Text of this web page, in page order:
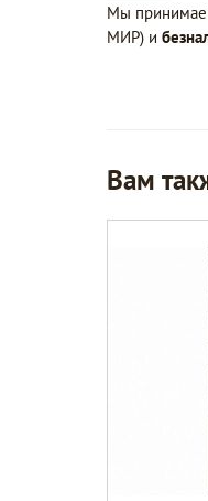
Мы
МИР) и
Вам